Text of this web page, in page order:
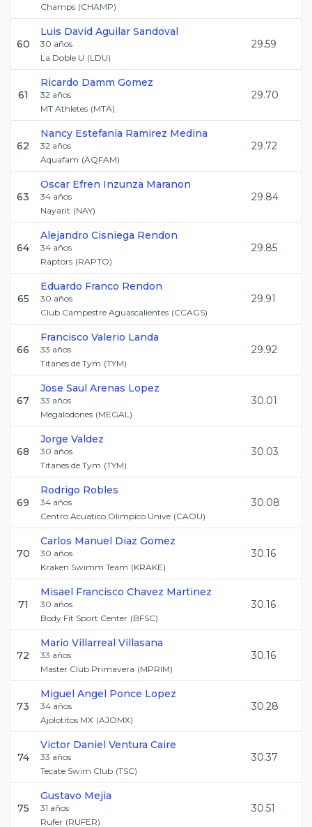
Champs (CHAMP)
60
Luis David Aguilar Sandoval
30 años
La Doble U (LDU)
29.59
61
Ricardo Damm Gomez
32 años
MT Athletes (MTA)
29.70
62
Nancy Estefania Ramirez Medina
32 años
Aquafam (AQFAM)
29.72
63
Oscar Efren Inzunza Maranon
34 años
Nayarit (NAY)
29.84
64
Alejandro Cisniega Rendon
34 años
Raptors (RAPTO)
29.85
65
Eduardo Franco Rendon
30 años
Club Campestre Aguascalientes (CCAGS)
29.91
66
Francisco Valerio Landa
33 años
Titanes de Tym (TYM)
29.92
67
Jose Saul Arenas Lopez
33 años
Megalodones (MEGAL)
30.01
68
Jorge Valdez
30 años
Titanes de Tym (TYM)
30.03
69
Rodrigo Robles
34 años
Centro Acuatico Olimpico Unive (CAOU)
30.08
70
Carlos Manuel Diaz Gomez
30 años
Kraken Swimm Team (KRAKE)
30.16
71
Misael Francisco Chavez Martinez
30 años
Body Fit Sport Center (BFSC)
30.16
72
Mario Villarreal Villasana
33 años
Master Club Primavera (MPRIM)
30.16
73
Miguel Angel Ponce Lopez
34 años
Ajolotitos MX (AJOMX)
30.28
74
Victor Daniel Ventura Caire
33 años
Tecate Swim Club (TSC)
30.37
75
Gustavo Mejia
31 años
Rufer (RUFER)
30.51